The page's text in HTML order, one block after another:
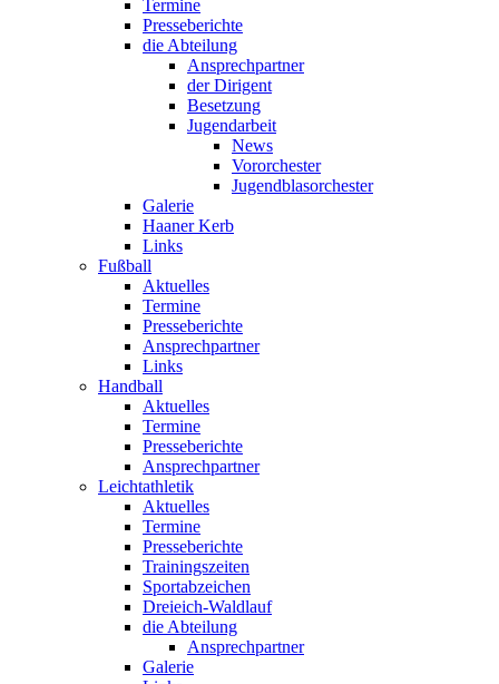
Termine
Presseberichte
die Abteilung
Ansprechpartner
der Dirigent
Besetzung
Jugendarbeit
News
Vororchester
Jugendblasorchester
Galerie
Haaner Kerb
Links
Fußball
Aktuelles
Termine
Presseberichte
Ansprechpartner
Links
Handball
Aktuelles
Termine
Presseberichte
Ansprechpartner
Leichtathletik
Aktuelles
Termine
Presseberichte
Trainingszeiten
Sportabzeichen
Dreieich-Waldlauf
die Abteilung
Ansprechpartner
Galerie